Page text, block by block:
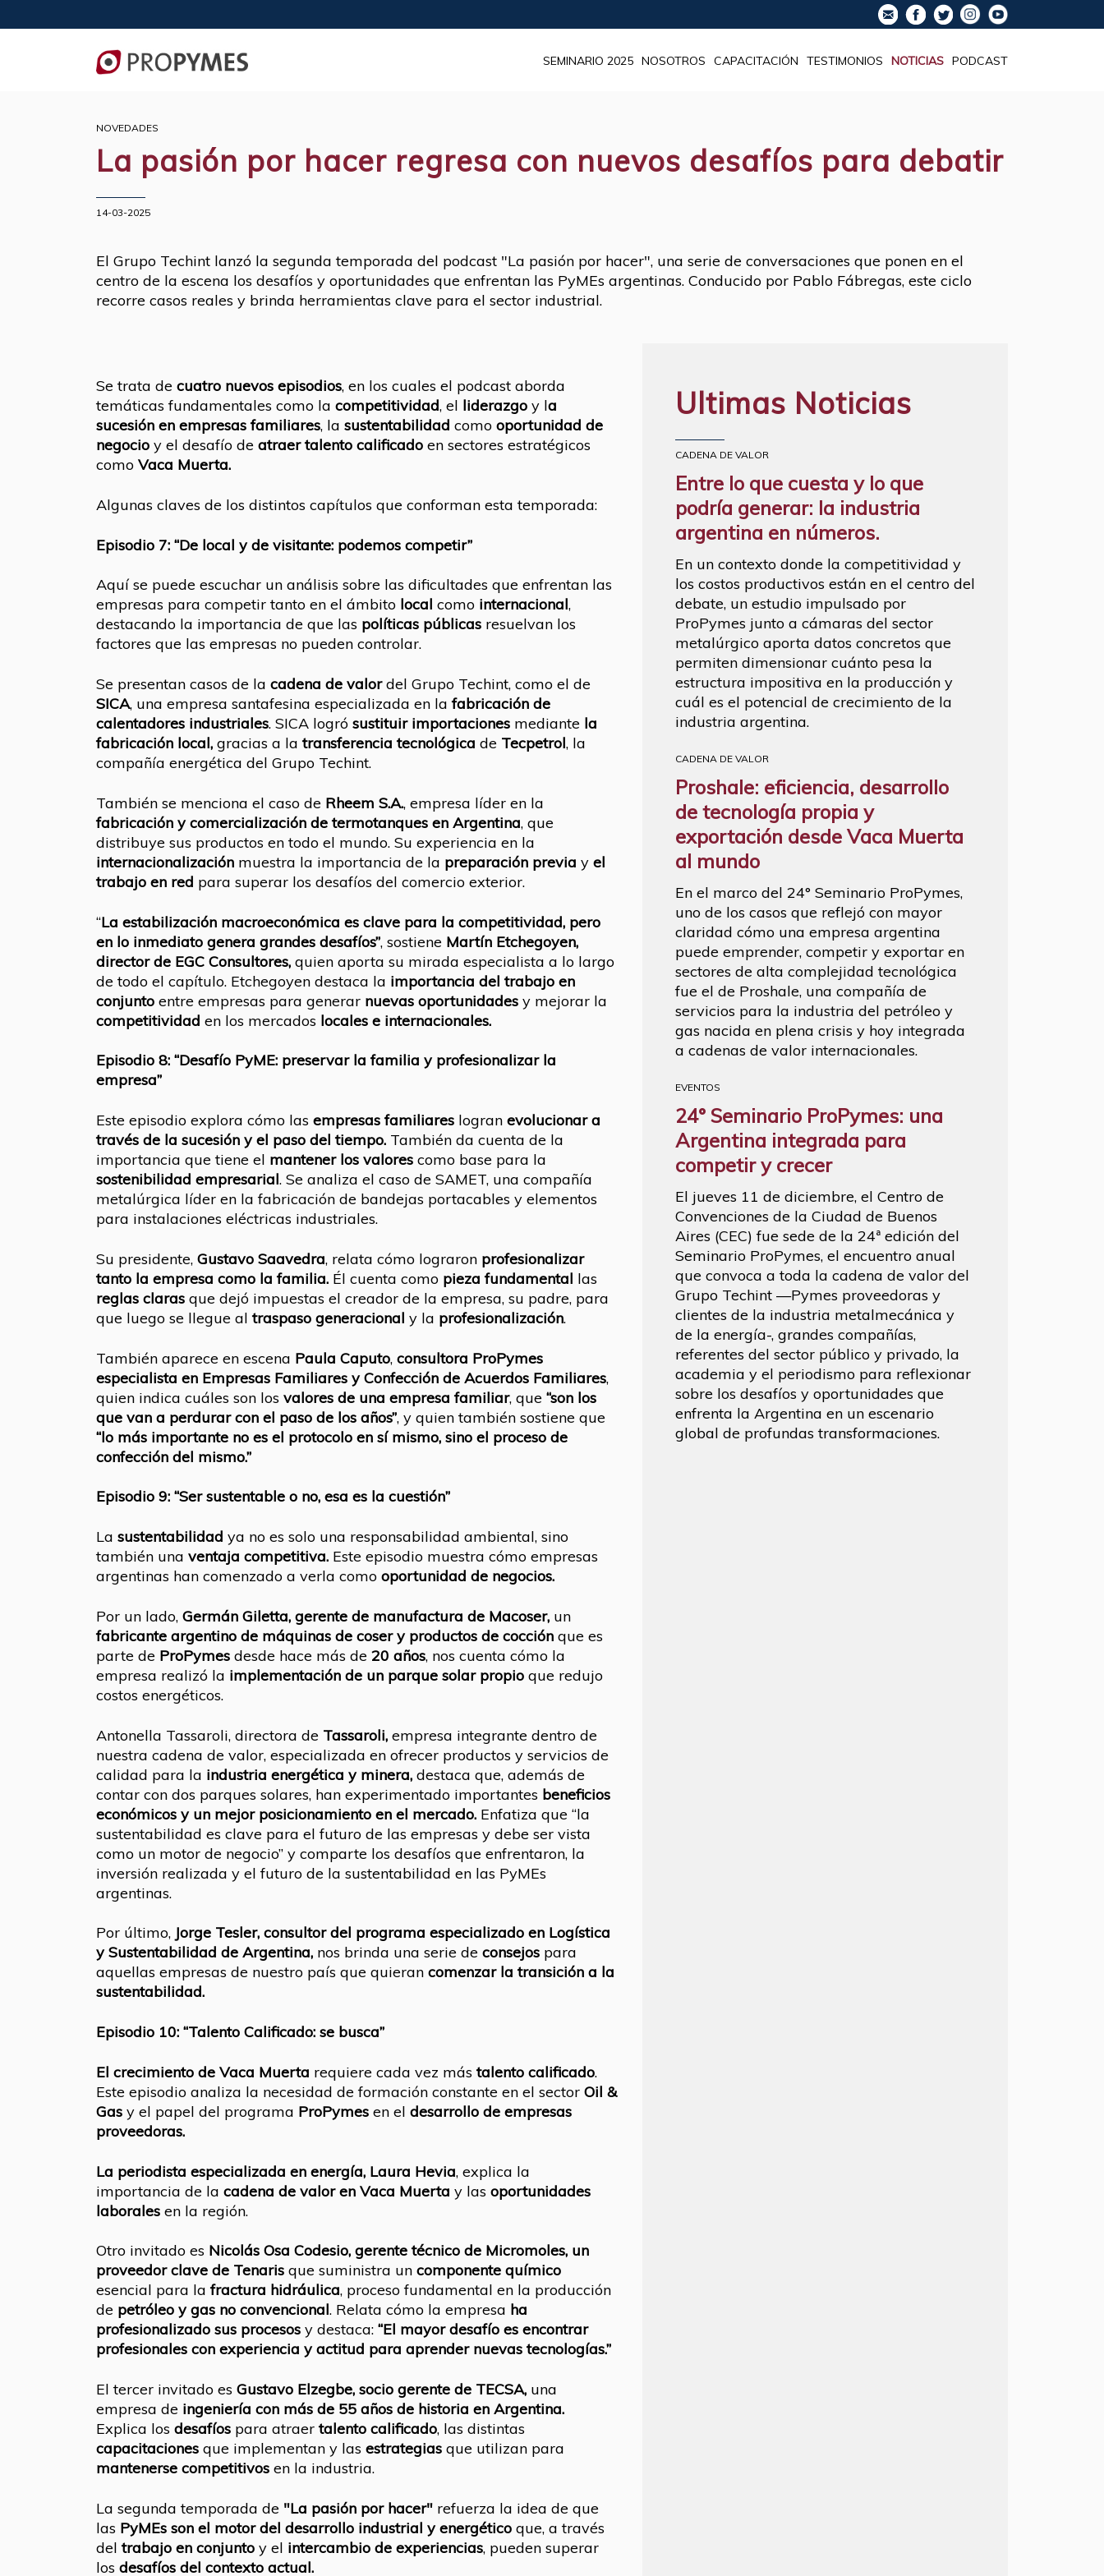
SEMINARIO 2025 NOSOTROS CAPACITACIÓN TESTIMONIOS NOTICIAS PODCAST
NOVEDADES
La pasión por hacer regresa con nuevos desafíos para debatir
14-03-2025
El Grupo Techint lanzó la segunda temporada del podcast "La pasión por hacer", una serie de conversaciones que ponen en el
centro de la escena los desafíos y oportunidades que enfrentan las PyMEs argentinas. Conducido por Pablo Fábregas, este ciclo
recorre casos reales y brinda herramientas clave para el sector industrial.
Se trata de cuatro nuevos episodios, en los cuales el podcast aborda
temáticas fundamentales como la competitividad, el liderazgo y la
sucesión en empresas familiares, la sustentabilidad como oportunidad de
negocio y el desafío de atraer talento calificado en sectores estratégicos
como Vaca Muerta.
Algunas claves de los distintos capítulos que conforman esta temporada:
Episodio 7: “De local y de visitante: podemos competir”
Aquí se puede escuchar un análisis sobre las dificultades que enfrentan las
empresas para competir tanto en el ámbito local como internacional,
destacando la importancia de que las políticas públicas resuelvan los
factores que las empresas no pueden controlar.
Se presentan casos de la cadena de valordel Grupo Techint, como el de
SICA, una empresa santafesina especializada en lafabricación de
calentadores industriales. SICA logró sustituir importaciones mediante la
fabricación local, gracias a latransferencia tecnológica de Tecpetrol, la
compañía energética del Grupo Techint.
También se menciona el caso de Rheem S.A., empresa líder en la
fabricación y comercialización de termotanques en Argentina, que
distribuye sus productos en todo el mundo. Su experiencia en la
internacionalización muestra la importancia de la preparación previa y el
trabajo en red para superar los desafíos del comercio exterior.
“La estabilización macroeconómica es clave para la competitividad, pero
en lo inmediato genera grandes desafíos”, sostiene Martín Etchegoyen,
director de EGC Consultores, quien aporta su mirada especialista a lo largo
de todo el capítulo. Etchegoyen destaca la importancia del trabajo en
conjunto entre empresas para generar nuevas oportunidades y mejorar la
competitividad en los mercados locales e internacionales.
Episodio 8: “Desafío PyME: preservar la familia y profesionalizar la
empresa”
Este episodio explora cómo las empresas familiares logran evolucionar a
través de la sucesión y el paso del tiempo. También da cuenta de la
importancia que tiene el mantener los valores como base para la
sostenibilidad empresarial. Se analiza el caso de SAMET, una compañía
metalúrgica líder en la fabricación de bandejas portacables y elementos
para instalaciones eléctricas industriales.
Su presidente, Gustavo Saavedra, relata cómo lograron profesionalizar
tanto la empresa como la familia. Él cuenta como pieza fundamental las
reglas claras que dejó impuestas el creador de la empresa, su padre, para
que luego se llegue al traspaso generacional y la profesionalización.
También aparece en escena Paula Caputo, consultora ProPymes
especialista en Empresas Familiares y Confección de Acuerdos Familiares,
quien indica cuáles son los valores de una empresa familiar, que “son los
que van a perdurar con el paso de los años”, y quien también sostiene que
“lo más importante no es el protocolo en sí mismo, sino el proceso de
confección del mismo.”
Episodio 9: “Ser sustentable o no, esa es la cuestión”
La sustentabilidad ya no es solo una responsabilidad ambiental, sino
también una ventaja competitiva. Este episodio muestra cómo empresas
argentinas han comenzado a verla como oportunidad de negocios.
Por un lado, Germán Giletta, gerente de manufactura de Macoser, un
fabricante argentino de máquinas de coser y productos de cocción que es
parte de ProPymes desde hace más de 20 años, nos cuenta cómo la
empresa realizó la implementación de un parque solar propio que redujo
costos energéticos.
Antonella Tassaroli, directora de Tassaroli, empresa integrante dentro de
nuestra cadena de valor, especializada en ofrecer productos y servicios de
calidad para la industria energética y minera, destaca que, además de
contar con dos parques solares, han experimentado importantes beneficios
económicos y un mejor posicionamiento en el mercado. Enfatiza que “la
sustentabilidad es clave para el futuro de las empresas y debe ser vista
como un motor de negocio” y comparte los desafíos que enfrentaron, la
inversión realizada y el futuro de la sustentabilidad en las PyMEs
argentinas.
Por último, Jorge Tesler, consultor del programa especializado en Logística
y Sustentabilidad de Argentina, nos brinda una serie de consejos para
aquellas empresas de nuestro país que quieran comenzar la transición a la
sustentabilidad.
Episodio 10: “Talento Calificado: se busca”
El crecimiento de Vaca Muerta requiere cada vez mástalento calificado.
Este episodio analiza la necesidad de formación constante en el sector Oil &
Gas y el papel del programa ProPymes en el desarrollo de empresas
proveedoras.
La periodista especializada en energía, Laura Hevia, explica la
importancia de la cadena de valor en Vaca Muerta y las oportunidades
laborales en la región.
Otro invitado es Nicolás Osa Codesio, gerente técnico de Micromoles, un
proveedor clave de Tenaris que suministra un componente químico
esencial para lafractura hidráulica, proceso fundamental en la producción
de petróleo y gas no convencional. Relata cómo la empresa ha
profesionalizado sus procesos y destaca: “El mayor desafío es encontrar
profesionales con experiencia y actitud para aprender nuevas tecnologías.”
El tercer invitado es Gustavo Elzegbe, socio gerente de TECSA, una
empresa de ingeniería con más de 55 años de historia en Argentina.
Explica los desafíos para atraertalento calificado, las distintas
capacitaciones que implementan y las estrategias que utilizan para
mantenerse competitivos en la industria.
La segunda temporada de "La pasión por hacer" refuerza la idea de que
las PyMEs son el motor del desarrollo industrial y energético que, a través
deltrabajo en conjunto y el intercambio de experiencias, pueden superar
los desafíos del contexto actual.
Ultimas Noticias
CADENA DE VALOR
Entre lo que cuesta y lo que
podría generar: la industria
argentina en números.
En un contexto donde la competitividad y
los costos productivos están en el centro del
debate, un estudio impulsado por
ProPymes junto a cámaras del sector
metalúrgico aporta datos concretos que
permiten dimensionar cuánto pesa la
estructura impositiva en la producción y
cuál es el potencial de crecimiento de la
industria argentina.
CADENA DE VALOR
Proshale: eficiencia, desarrollo
de tecnología propia y
exportación desde Vaca Muerta
al mundo
En el marco del 24° Seminario ProPymes,
uno de los casos que reflejó con mayor
claridad cómo una empresa argentina
puede emprender, competir y exportar en
sectores de alta complejidad tecnológica
fue el de Proshale, una compañía de
servicios para la industria del petróleo y
gas nacida en plena crisis y hoy integrada
a cadenas de valor internacionales.
EVENTOS
24° Seminario ProPymes: una
Argentina integrada para
competir y crecer
El jueves 11 de diciembre, el Centro de
Convenciones de la Ciudad de Buenos
Aires (CEC) fue sede de la 24ª edición del
Seminario ProPymes, el encuentro anual
que convoca a toda la cadena de valor del
Grupo Techint —Pymes proveedoras y
clientes de la industria metalmecánica y
de la energía-, grandes compañías,
referentes del sector público y privado, la
academia y el periodismo para reflexionar
sobre los desafíos y oportunidades que
enfrenta la Argentina en un escenario
global de profundas transformaciones.